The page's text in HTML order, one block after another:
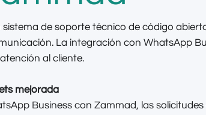
de soporte técnico de código
La integración con WhatsApp
al cliente.
mejorada
Business con Zammad, las solicitudes